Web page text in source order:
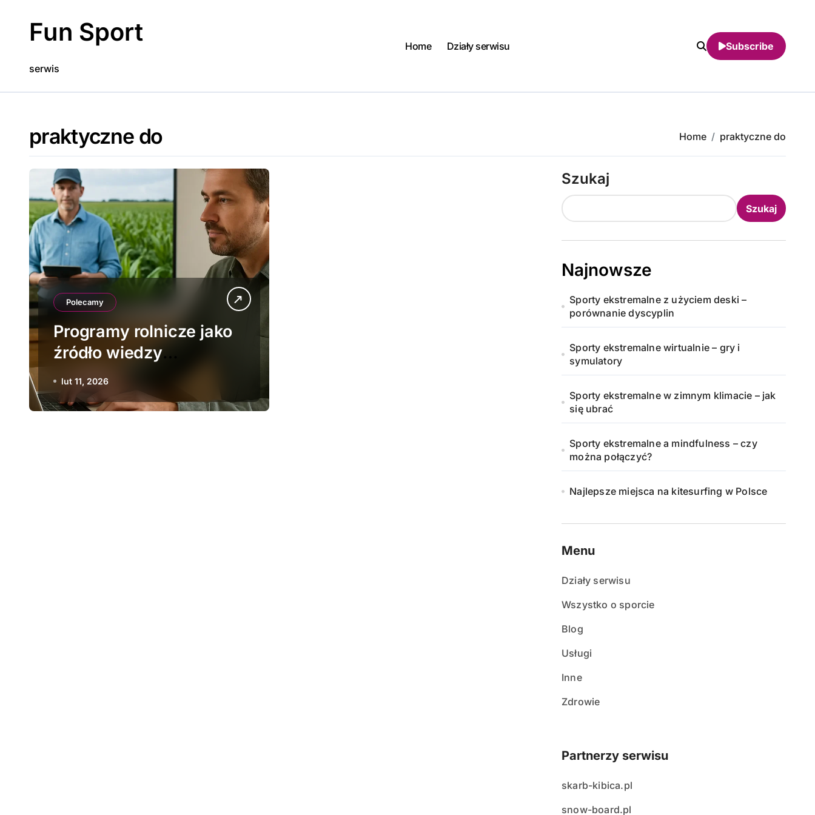
contentFun Sport
serwis
Home Działy serwisu Subscribe
praktyczne do Home praktyczne do
Polecamy
Programy rolnicze jako
źródło wiedzy
branżowej
lut 11, 2026
Szukaj
Szukaj
Najnowsze
Sporty ekstremalne z użyciem deski –
porównanie dyscyplin
Sporty ekstremalne wirtualnie – gry i
symulatory
Sporty ekstremalne w zimnym klimacie – jak
się ubrać
Sporty ekstremalne a mindfulness – czy
można połączyć?
Najlepsze miejsca na kitesurfing w Polsce
Menu
Działy serwisu
Wszystko o sporcie
Blog
Usługi
Inne
Zdrowie
Partnerzy serwisu
skarb-kibica.pl
snow-board.pl